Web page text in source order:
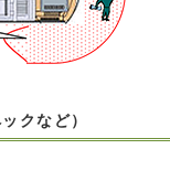
クなど）